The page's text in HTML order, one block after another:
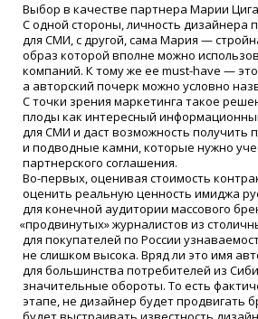
Выбор в качестве партнера Марии
С одной стороны, личность дизайнера
для СМИ, с другой, сама Мария —
образ которой вполне можно
компаний. К тому же ее must-have —
а авторский почерк можно условно
С точки зрения маркетинга такое
плоды как интересный
для СМИ и даст возможность получить
и подводные камни, которые нужно
партнерского соглашения.
Во-первых, оценивая стоимость
оценить реальную ценность имиджа
для конечной аудитории массового
«продвинутых» журналистов из
для покупателей по России
не слишком высока. Вряд ли это имя
для большинства потребителей из
значительные обороты. То есть
этапе, не дизайнер будет продвигать